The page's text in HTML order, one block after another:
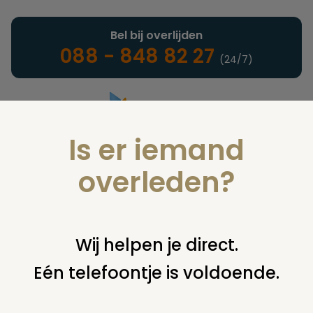
Landelijke uitvaartonderneming
Bel bij overlijden
088 - 848 82 27 (24/7)
U bent hier: home nieuws & agenda nieuws nieuw boek:
Is er iemand
overleden?
Wij helpen je direct.
Eén telefoontje is voldoende.